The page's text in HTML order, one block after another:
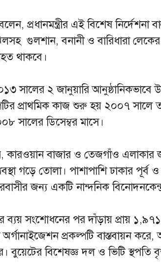
প্রধানমন্ত্রীর এই বিশেষ নির্দেশনা
গুলশান, বনানী ও বারিধারা
থাকবে।
সালের ২ জানুয়ারি আনুষ্ঠানিকভাবে
প্রাথমিক কাজ শুরু হয় ২০০৭ সালে
সালের ডিসেম্বর মাসে।
কারওয়ান বাজার ও তেজগাঁও এলাকার
গড়ে তোলা। পাশাপাশি ঢাকার পূর্ব
জন্য একটি নান্দনিক
ব্যয় সংশোধনের পর দাঁড়ায় প্রায়
অর্গানাইজেশন প্রকল্পটি বাস্তবায়ন
বিশেষজ্ঞ দল ও ভিটি স্থপতি